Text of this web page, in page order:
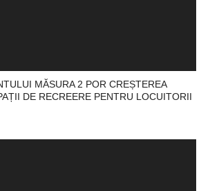
MĂSURA 2 POR CREȘTEREA
DE RECREERE PENTRU LOCUITORII